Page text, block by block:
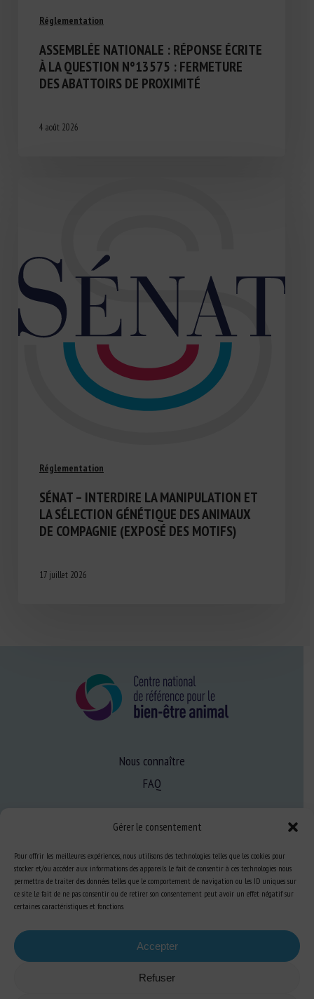
Gérer le consentement
Pour offrir les meilleures expériences, nous utilisons des technologies telles que les cookies pour
stocker et/ou accéder aux informations des appareils. Le fait de consentir à ces technologies nous
permettra de traiter des données telles que le comportement de navigation ou les ID uniques sur
ce site. Le fait de ne pas consentir ou de retirer son consentement peut avoir un effet négatif sur
certaines caractéristiques et fonctions.
Accepter
Refuser
Réglementation
ASSEMBLÉE NATIONALE : RÉPONSE ÉCRITE
À LA QUESTION N°13575 : FERMETURE
DES ABATTOIRS DE PROXIMITÉ
4 août 2026
Réglementation
SÉNAT – INTERDIRE LA MANIPULATION ET
LA SÉLECTION GÉNÉTIQUE DES ANIMAUX
DE COMPAGNIE (EXPOSÉ DES MOTIFS)
17 juillet 2026
Nous connaître
FAQ
Expertise
S’informer sur le BEA
Se former au BEA
Ressources
S’abonner aux actualités